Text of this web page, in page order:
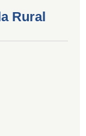
Rural